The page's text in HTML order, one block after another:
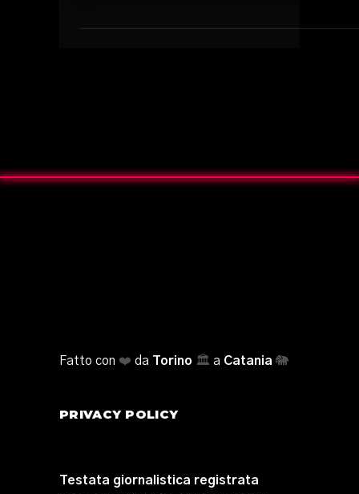
Fatto con ❤️ da Torino 🏛️ a Catania 🐘
PRIVACY POLICY
Testata giornalistica registrata